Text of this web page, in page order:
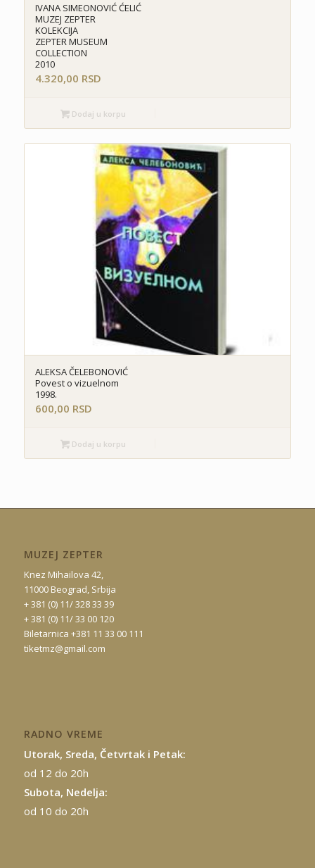
IVANA SIMEONOVIĆ ĆELIĆ
MUZEJ ZEPTER
KOLEKCIJA
ZEPTER MUSEUM
COLLECTION
2010
4.320,00 RSD
Dodaj u korpu
ALEKSA ČELEBONOVIĆ
Povest o vizuelnom
1998.
600,00 RSD
Dodaj u korpu
MUZEJ ZEPTER
Knez Mihailova 42,
11000 Beograd, Srbija
+ 381 (0) 11/ 328 33 39
+ 381 (0) 11/ 33 00 120
Biletarnica +381 11 33 00 111
tiketmz@gmail.com
RADNO VREME
Utorak, Sreda, Četvrtak i Petak:
od 12 do 20h
Subota, Nedelja:
od 10 do 20h